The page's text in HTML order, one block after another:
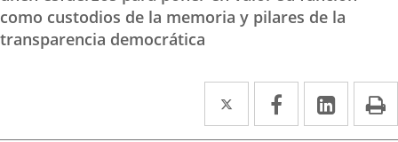
como custodios de la memoria y pilares de la
transparencia democrática
Twitter
Enlace
a
Facebook
Enlace
a
Enlace
a